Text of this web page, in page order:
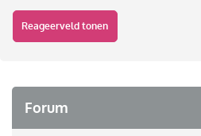
Reageerveld tonen
Forum